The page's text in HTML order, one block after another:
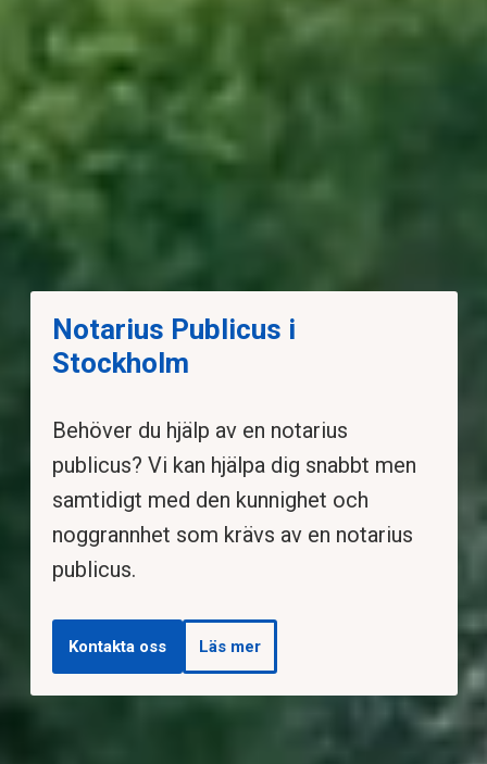
Notarius Publicus i
Stockholm
Behöver du hjälp av en notarius
publicus? Vi kan hjälpa dig snabbt men
samtidigt med den kunnighet och
noggrannhet som krävs av en notarius
publicus.
Kontakta oss Läs mer